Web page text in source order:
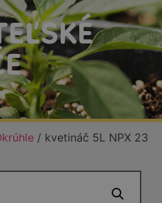
/ kvetináč 5L NPX 23